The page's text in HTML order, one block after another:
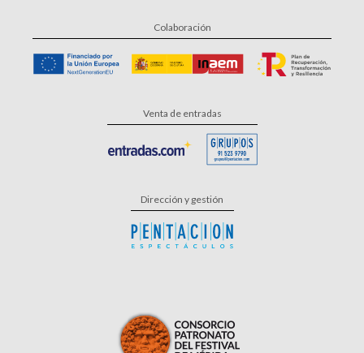
Colaboración
Venta de entradas
Dirección y gestión